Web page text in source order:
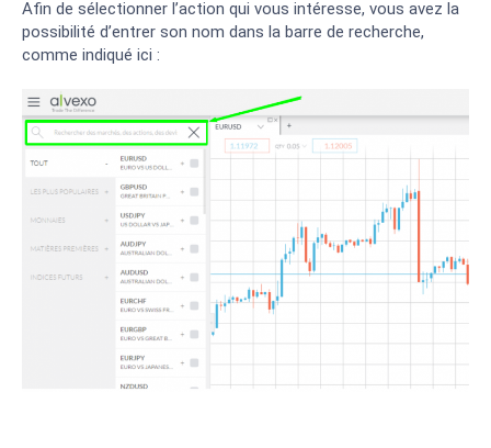
Afin de sélectionner l’action qui vous intéresse, vous avez la
possibilité d’entrer son nom dans la barre de recherche,
comme indiqué ici :